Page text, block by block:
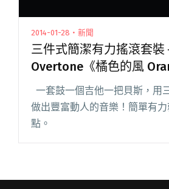
2014-01-28・新聞
三件式簡潔有力搖滾套裝
Overtone《橘色的風
一套鼓一個吉他一把貝斯，用
做出豐富動人的音樂！簡單有
點。